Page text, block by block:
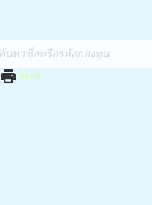
printพิมพ์